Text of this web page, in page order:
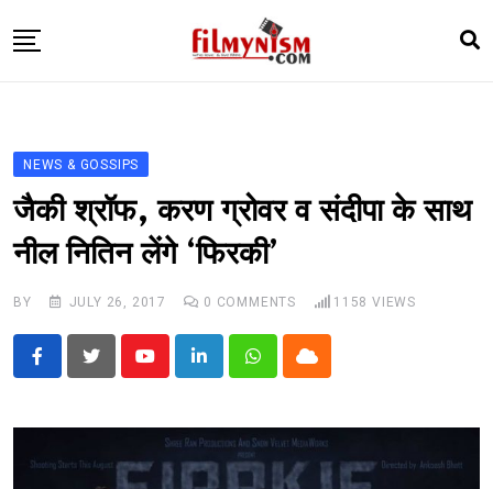
to
TELEVISION
BHOJPURI
NEWS ABTAK
STARRY SIDES
MORE
NEWS & GOSSIPS
जैकी श्रॉफ, करण ग्रोवर व संदीपा के साथ
नील नितिन लेंगे ‘फिरकी’
BY JULY 26, 2017 0 COMMENTS 1158 VIEWS
YoutubeLinkedInWhatsappCloud